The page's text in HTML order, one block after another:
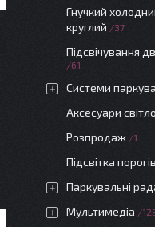
Гнучкий
круглий
37
Підсвічування
61
Системи
Аксесуари світло
Розпродаж 1
Підсвітка
Паркувальні
Мультимедіа